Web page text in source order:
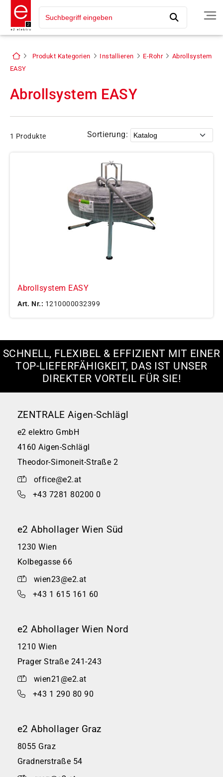
Produkt Kategorien Installieren E-Rohr
Abrollsystem
EASY
Abrollsystem EASY
1 Produkte Sortierung:
Abrollsystem EASY
Art. Nr.: 1210000032399
SCHNELL, FLEXIBEL & EFFIZIENT MIT EINER
TOP-LIEFERFÄHIGKEIT, DAS IST UNSER
DIREKTER VORTEIL FÜR SIE!
ZENTRALE Aigen-Schlägl
e2 elektro GmbH
4160 Aigen-Schlägl
Theodor-Simoneit-Straße 2
office@e2.at
+43 7281 80200 0
e2 Abhollager Wien Süd
1230 Wien
Kolbegasse 66
wien23@e2.at
+43 1 615 161 60
e2 Abhollager Wien Nord
1210 Wien
Prager Straße 241-243
wien21@e2.at
+43 1 290 80 90
e2 Abhollager Graz
8055 Graz
Gradnerstraße 54